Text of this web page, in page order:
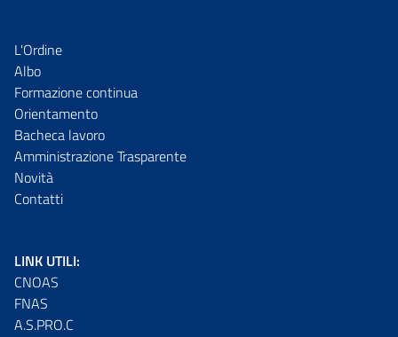
L'Ordine
Albo
Formazione continua
Orientamento
Bacheca lavoro
Amministrazione Trasparente
Novità
Contatti
LINK UTILI:
CNOAS
FNAS
A.S.PRO.C